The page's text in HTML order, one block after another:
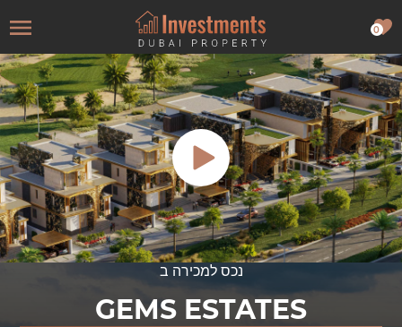
0
נכס למכירה ב
GEMS ESTATES